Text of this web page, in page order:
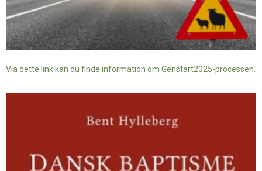
Via dette link kan du finde information om Genstart2025-processen.